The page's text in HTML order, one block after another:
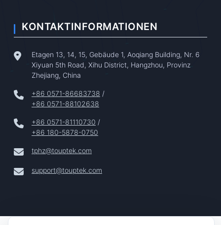
KONTAKTINFORMATIONEN
Etagen 13, 14, 15, Gebäude 1, Aoqiang Building, Nr. 6
Xiyuan 5th Road, Xihu District, Hangzhou, Provinz
Zhejiang, China
+86 0571-86683738 /
+86 0571-88102638
+86 0571-81110730 /
+86 180-5878-0750
tphz@touptek.com
support@touptek.com